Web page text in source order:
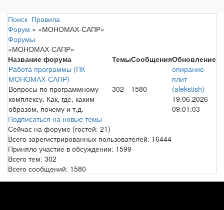
Поиск Правила
Форум » «МОНОМАХ-САПР»
Форумы
«МОНОМАХ-САПР»
Название форума
ТемыСообщенияОбновление
Работа программы (ПК
МОНОМАХ-САПР)
Вопросы по программному
комплексу. Как, где, каким
образом, почему и т.д.
302 1580
опирание
плит
(alekstish)
19.06.2026
09:01:03
Подписаться на новые темы
Сейчас на форуме (гостей: 21)
Всего зарегистрированных пользователей: 16444
Приняло участие в обсуждении: 1599
Всего тем: 302
Всего сообщений: 1580